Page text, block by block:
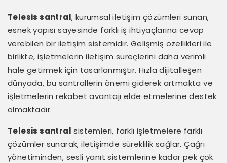
Telesis santral, kurumsal iletişim çözümleri sunan,
esnek yapısı sayesinde farklı iş ihtiyaçlarına cevap
verebilen bir iletişim sistemidir. Gelişmiş özellikleri ile
birlikte, işletmelerin iletişim süreçlerini daha verimli
hale getirmek için tasarlanmıştır. Hızla dijitalleşen
dünyada, bu santrallerin önemi giderek artmakta ve
işletmelerin rekabet avantajı elde etmelerine destek
olmaktadır.
Telesis santral sistemleri, farklı işletmelere farklı
çözümler sunarak, iletişimde süreklilik sağlar. Çağrı
yönetiminden, sesli yanıt sistemlerine kadar pek çok